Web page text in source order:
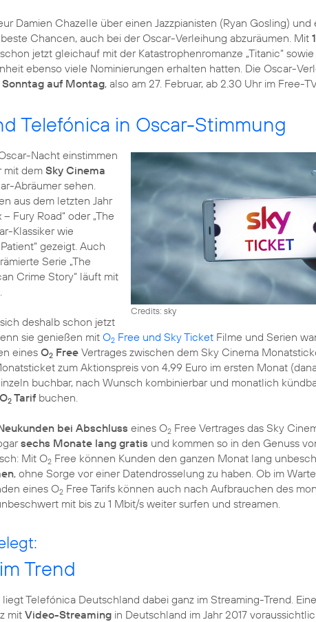
Damien Chazelle über einen Jazzpianisten (Ryan Gosling)
Chancen, auch bei der Oscar-Verleihung abzuräumen. Mit
jetzt gleichauf mit der Katastrophenromanze „Titanic“
ebenso viele Nominierungen erhalten hatten. Die Oscar-
Sonntag auf Montag, also am 27. Februar, ab 2.30 Uhr im Free-
Telefónica in Oscar-Stimmung
Credits: sky
Nacht einstimmen
mit dem Sky Cinema
Abräumer sehen.
aus dem letzten Jahr
Fury Road“ oder „The
Klassiker wie
gezeigt. Auch
Serie „The
Crime Story“ läuft mit
deshalb schon jetzt
sie genießen mit O2 Free und Sky Ticket Filme und Serien
eines O2 Free Vertrages zwischen dem Sky Cinema
zum Aktionspreis von 4,99 Euro im ersten Monat
buchbar, nach Wunsch kombinierbar und monatlich
2 Tarif buchen.
bei Abschluss eines O2 Free Vertrages das Sky
sechs Monate lang gratis und kommen so in den Genuss
Mit O2 Free können Kunden den ganzen Monat lang
, ohne Sorge vor einer Datendrosselung zu haben. Ob im
eines O2 Free Tarifs können auch nach Aufbrauchen des
mit bis zu 1 Mbit/s weiter surfen und streamen.
Trend
liegt Telefónica Deutschland dabei ganz im Streaming-Trend.
mitVideo-Streaming in Deutschland im Jahr 2017